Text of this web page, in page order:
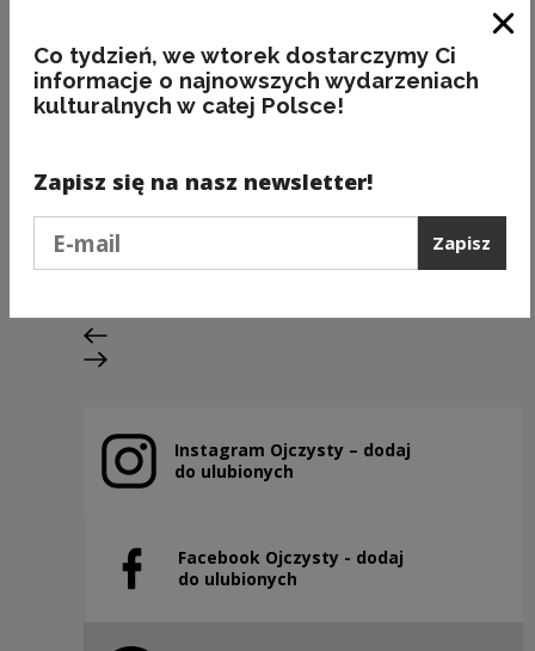
SZAFA
Kategorie: etymologia, przedmioty, technika
Poprzedni slajd
Następny slajd
Instagram Ojczysty – dodaj
do ulubionych
Uwaga, link zostanie otwarty w nowym oknie
Facebook Ojczysty - dodaj
do ulubionych
Uwaga, link zostanie otwarty w nowym oknie
Co tydzień, we wtorek dostarczymy Ci
informacje o najnowszych wydarzeniach
kulturalnych w całej Polsce!
Zapisz się na nasz newsletter!
Zapisz